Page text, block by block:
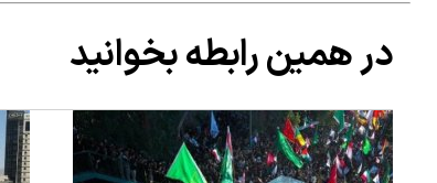
در همین رابطه بخوانید